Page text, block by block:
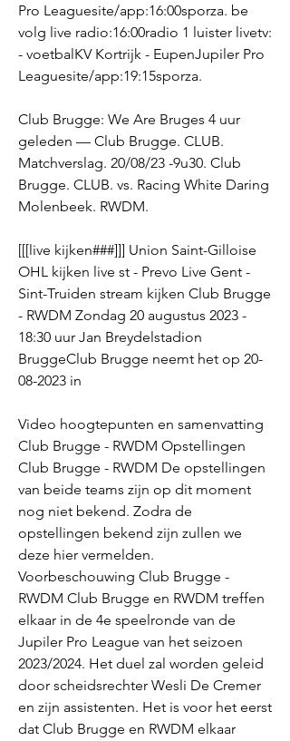
Pro Leaguesite/app:16:00sporza. be
volg live radio:16:00radio 1 luister livetv:
- voetbalKV Kortrijk - EupenJupiler Pro
Leaguesite/app:19:15sporza.
Club Brugge: We Are Bruges 4 uur
geleden — Club Brugge. CLUB.
Matchverslag. 20/08/23 -9u30. Club
Brugge. CLUB. vs. Racing White Daring
Molenbeek. RWDM.
[[[live kijken###]]] Union Saint-Gilloise
OHL kijken live st - Prevo Live Gent -
Sint-Truiden stream kijken Club Brugge
- RWDM Zondag 20 augustus 2023 -
18:30 uur Jan Breydelstadion
BruggeClub Brugge neemt het op 20-
08-2023 in
Video hoogtepunten en samenvatting
Club Brugge - RWDM Opstellingen
Club Brugge - RWDM De opstellingen
van beide teams zijn op dit moment
nog niet bekend. Zodra de
opstellingen bekend zijn zullen we
deze hier vermelden.
Voorbeschouwing Club Brugge -
RWDM Club Brugge en RWDM treffen
elkaar in de 4e speelronde van de
Jupiler Pro League van het seizoen
2023/2024. Het duel zal worden geleid
door scheidsrechter Wesli De Cremer
en zijn assistenten. Het is voor het eerst
dat Club Brugge en RWDM elkaar